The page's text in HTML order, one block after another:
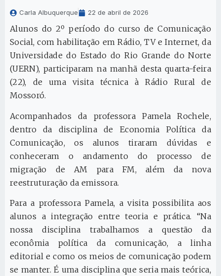
Carla Albuquerque 22 de abril de 2026
Alunos do 2º período do curso de Comunicação
Social, com habilitação em Rádio, TV e Internet, da
Universidade do Estado do Rio Grande do Norte
(UERN), participaram na manhã desta quarta-feira
(22), de uma visita técnica à Rádio Rural de
Mossoró.
Acompanhados da professora Pamela Rochele,
dentro da disciplina de Economia Política da
Comunicação, os alunos tiraram dúvidas e
conheceram o andamento do processo de
migração de AM para FM, além da nova
reestruturação da emissora.
Para a professora Pamela, a visita possibilita aos
alunos a integração entre teoria e prática. “Na
nossa disciplina trabalhamos a questão da
econômia política da comunicação, a linha
editorial e como os meios de comunicação podem
se manter. É uma disciplina que seria mais teórica,